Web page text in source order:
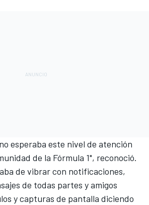
esperaba este nivel de atención
de la Fórmula 1", reconoció.
de vibrar con notificaciones,
de todas partes y amigos
y capturas de pantalla diciendo